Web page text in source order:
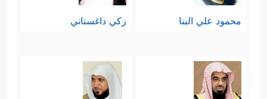
محمود علي البنا زكي داغستاني